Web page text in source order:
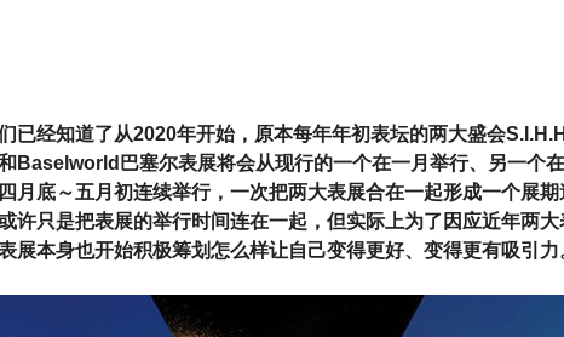
已经知道了从2020年开始，原本每年年初表坛的两大盛会
Baselworld巴塞尔表展将会从现行的一个在一月举行、另一个
月底～五月初连续举行，一次把两大表展合在一起形成一个展期
许只是把表展的举行时间连在一起，但实际上为了因应近年两
展本身也开始积极筹划怎么样让自己变得更好、变得更有吸引力